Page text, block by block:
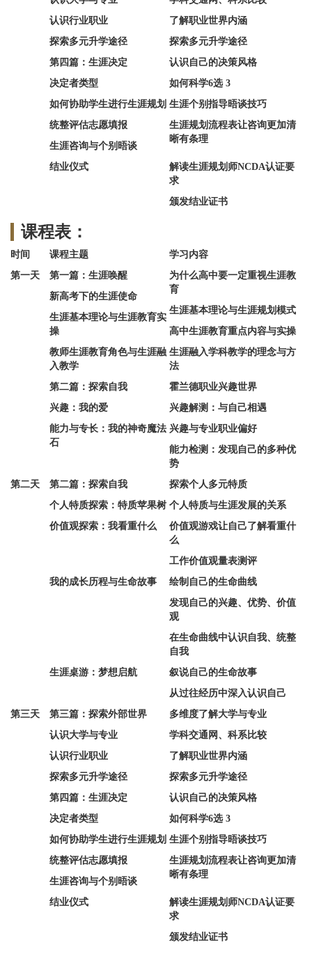
认识行业职业
探索多元升学途径
了解职业世界内涵
探索多元升学途径
第四篇：生涯决定
决定者类型
如何协助学生进行生涯规划
统整评估志愿填报
生涯咨询与个别晤谈
认识自己的决策风格
如何科学6选 3
生涯个别指导晤谈技巧
生涯规划流程表让咨询更加清
晰有条理
结业仪式
解读生涯规划师NCDA认证要
求
颁发结业证书
课程表：
时间 课程主题
学习内容
第一天
第一篇：生涯唤醒
新高考下的生涯使命
生涯基本理论与生涯教育实
操
教师生涯教育角色与生涯融
入教学
为什么高中要一定重视生涯教
育
生涯基本理论与生涯规划模式
高中生涯教育重点内容与实操
生涯融入学科教学的理念与方
法
第二篇：探索自我
兴趣：我的爱
能力与专长：我的神奇魔法
石
霍兰德职业兴趣世界
兴趣解测：与自己相遇
兴趣与专业职业偏好
能力检测：发现自己的多种优
势
第二天
第二篇：探索自我
个人特质探索：特质苹果树
价值观探索：我看重什么
探索个人多元特质
个人特质与生涯发展的关系
价值观游戏让自己了解看重什
么
工作价值观量表测评
我的成长历程与生命故事
绘制自己的生命曲线
发现自己的兴趣、优势、价值
观
在生命曲线中认识自我、统整
自我
生涯桌游：梦想启航
叙说自己的生命故事
从过往经历中深入认识自己
第三天
第三篇：探索外部世界
认识大学与专业
认识行业职业
探索多元升学途径
多维度了解大学与专业
学科交通网、科系比较
了解职业世界内涵
探索多元升学途径
第四篇：生涯决定
决定者类型
如何协助学生进行生涯规划
统整评估志愿填报
生涯咨询与个别晤谈
认识自己的决策风格
如何科学6选 3
生涯个别指导晤谈技巧
生涯规划流程表让咨询更加清
晰有条理
结业仪式
解读生涯规划师NCDA认证要
求
颁发结业证书